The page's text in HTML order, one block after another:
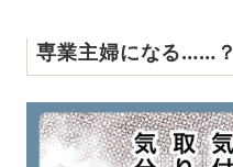
専業主婦になる……？